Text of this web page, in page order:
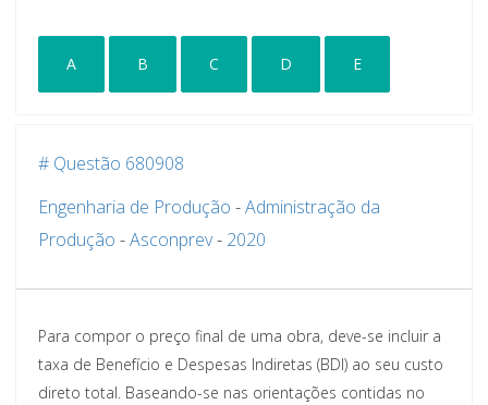
A B C D E
# Questão 680908
Engenharia de Produção -Administração da
Produção -Asconprev- 2020
Para compor o preço final de uma obra, deve-se incluir a
taxa de Benefício e Despesas Indiretas (BDI) ao seu custo
direto total. Baseando-se nas orientações contidas no